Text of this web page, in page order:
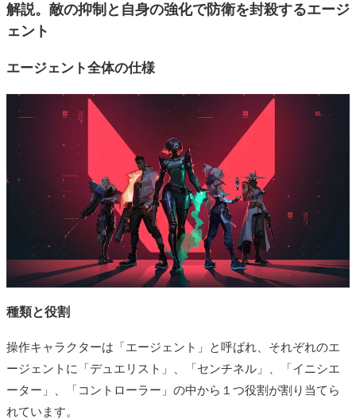
解説。敵の抑制と自身の強化で防衛を封殺するエージ
ェント
エージェント全体の仕様
種類と役割
操作キャラクターは「エージェント」と呼ばれ、それぞれのエ
ージェントに「デュエリスト」、「センチネル」、「イニシエ
ーター」、「コントローラー」の中から１つ役割が割り当てら
れています。